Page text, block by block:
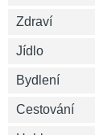
Zdraví
Jídlo
Bydlení
Cestování